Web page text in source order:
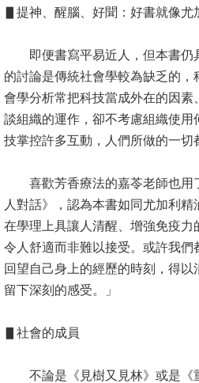
▋提神、醒腦、好聞：好書就像尤
即便書寫平易近人，但本書仍
的討論是傳統社會學較為缺乏的
會學分析常把科技當成外在的因素
談組織的運作，卻不考慮組織使
技掌控許多互動，人們所做的一切
喜歡芳香療法的嘉苓老師也用
人對話》，認為本書如同尤加利精
在學理上具讓人清醒、增強免疫力
令人舒適而非難以接受。或許我們
回望自己身上的經歷的時刻，得以
留下深刻的感受。」
▋社會的成員
不論是《見樹又見林》或是《